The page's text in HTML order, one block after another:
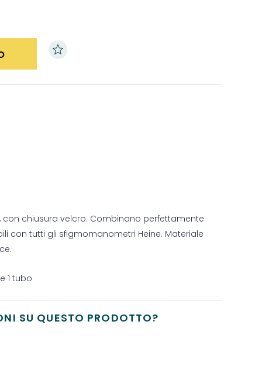
chiusura velcro. Combinano perfettamente
con tutti gli sfigmomanometri Heine. Materiale
1 tubo
SU QUESTO PRODOTTO?